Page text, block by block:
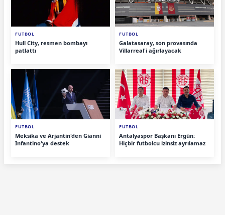
FUTBOL
Hull City, resmen bombayı
patlattı
FUTBOL
Galatasaray, son provasında
Villarreal'i ağırlayacak
FUTBOL
Meksika ve Arjantin'den Gianni
Infantino'ya destek
FUTBOL
Antalyaspor Başkanı Ergün:
Hiçbir futbolcu izinsiz ayrılamaz